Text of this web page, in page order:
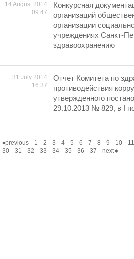
14 August 2014
09:47
Конкурсная
организаций
организации
учреждениях Санкт-
здравоохранению
31 July 2014
16:37
Отчет Комитета по
противодействия
утвержденного
29.10.2013 № 829, в I
previous 1 2 3 4 5 6 7 8 9 10 11
30
31 32 33 34 35 36 37 next